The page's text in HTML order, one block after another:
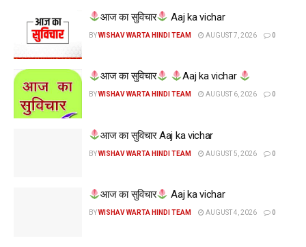
आज का सुविचार Aaj ka vichar
BYWISHAV WARTA HINDI TEAM AUGUST 7, 2026 0
आज का सुविचार Aaj ka vichar
BYWISHAV WARTA HINDI TEAM AUGUST 6, 2026 0
आज का सुविचार Aaj ka vichar
BYWISHAV WARTA HINDI TEAM AUGUST 5, 2026 0
आज का सुविचार Aaj ka vichar
BYWISHAV WARTA HINDI TEAM AUGUST 4, 2026 0